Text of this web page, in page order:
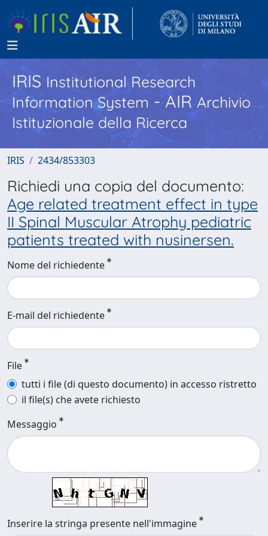
IRISInstitutional Research
Information System - AIR Archivio
Istituzionale della Ricerca
IRIS 2434/853303
Richiedi una copia del documento:
Age related treatment effect in type
II Spinal Muscular Atrophy pediatric
patients treated with nusinersen.
Nome del richiedente
E-mail del richiedente
File
tutti i file (di questo documento) in accesso ristretto
il file(s) che avete richiesto
Messaggio
Inserire la stringa presente nell'immagine